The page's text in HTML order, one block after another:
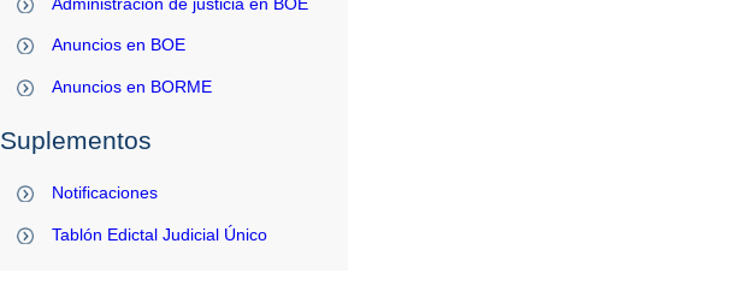
Anuncios en BOE
Anuncios en BORME
Suplementos
Notificaciones
Tablón Edictal Judicial Único